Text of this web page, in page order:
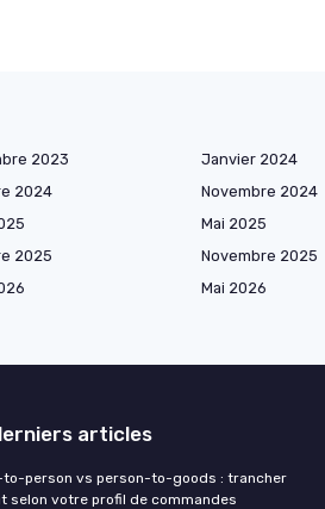
2023 Janvier 2024
2024 Novembre 2024
Mai 2025
2025 Novembre 2025
Mai 2026
articles
to-person vs person-to-goods : trancher
selon votre profil de commandes